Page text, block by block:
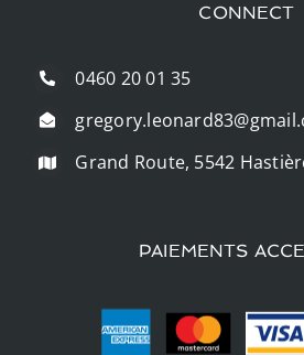
CONNECT
0460 20 01 35
Grand Route, 5542
PAIEMENTS